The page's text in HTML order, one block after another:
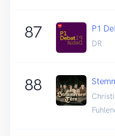
87 P1
DR
88